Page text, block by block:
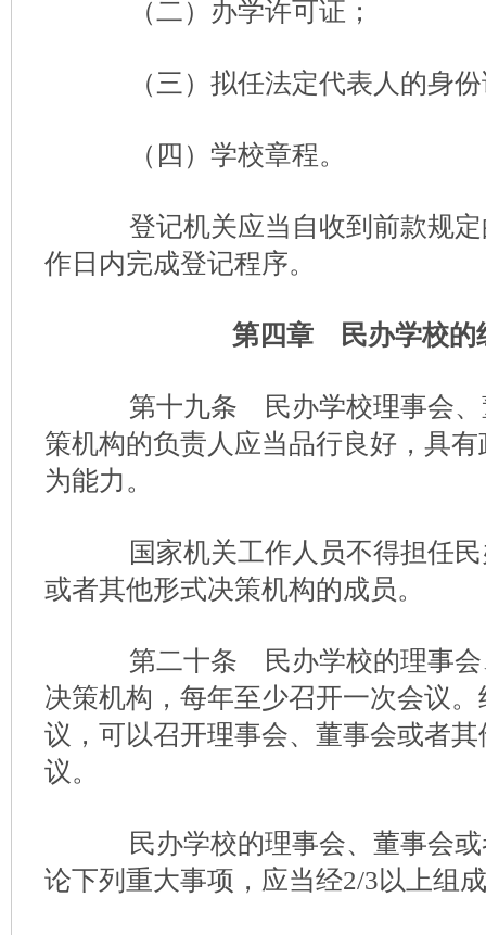
（二）办学许可证；
（三）拟任法定代表人的身份
（四）学校章程。
登记机关应当自收到前款规定
作日内完成登记程序。
第四章 民办学校的
第十九条 民办学校理事会、
策机构的负责人应当品行良好，具
为能力。
国家机关工作人员不得担任民
或者其他形式决策机构的成员。
第二十条 民办学校的理事会
决策机构，每年至少召开一次会议
议，可以召开理事会、董事会或者
议。
民办学校的理事会、董事会或
论下列重大事项，应当经2/3以上组